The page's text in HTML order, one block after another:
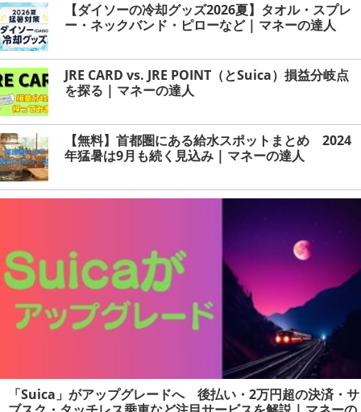
【ダイソーの冷却グッズ2026夏】タオル・スプレ
ー・ネックバンド・ピローなど | マネーの達人
JRE CARD vs. JRE POINT（とSuica）損益分岐点
を探る | マネーの達人
【無料】首都圏にある給水スポットまとめ 2024
年猛暑は9月も続く見込み | マネーの達人
「Suica」がアップグレードへ 後払い・2万円超の決済・サ